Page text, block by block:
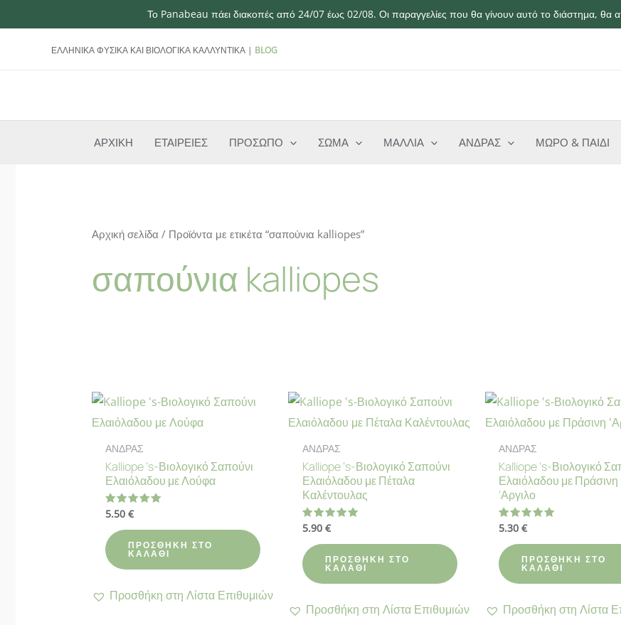
Το Panabeau πάει διακοπές από 24/07 έως 02/08. Οι παραγγελίες που θα γίνουν αυτό το διάστημα, θα
ΕΛΛΗΝΙΚΑ ΦΥΣΙΚΑ ΚΑΙ ΒΙΟΛΟΓΙΚΑ ΚΑΛΛΥΝΤΙΚΑ | BLOG
ΑΡΧΙΚΗ ΕΤΑΙΡΕΙΕΣ ΠΡΟΣΩΠΟ ΣΩΜΑ ΜΑΛΛΙΑ ΑΝΔΡΑΣ ΜΩΡΟ & ΠΑΙΔΙ
Αρχική σελίδα / Προϊόντα με ετικέτα “σαπούνια kalliopes”
σαπούνια kalliopes
ΑΝΔΡΑΣ
Kalliope ‘s-Βιολογικό Σαπούνι
Ελαιόλαδου με Λούφα
Βαθμολογήθηκε
5.00
από 5
5.50 €
ΠΡΟΣΘΉΚΗ ΣΤΟ
ΚΑΛΆΘΙ
Προσθήκη στη Λίστα Επιθυμιών
ΑΝΔΡΑΣ
Kalliope ‘s-Βιολογικό Σαπούνι
Ελαιόλαδου με Πέταλα
Καλέντουλας
Βαθμολογήθηκε
5.00
από 5
5.90 €
ΠΡΟΣΘΉΚΗ ΣΤΟ
ΚΑΛΆΘΙ
Προσθήκη στη Λίστα Επιθυμιών
ΑΝΔΡΑΣ
Kalliope ‘s-Βιολογικό
Ελαιόλαδου με Πράσινη
‘Αργιλο
Βαθμολογήθηκε
5.00
από 5
5.30€
ΠΡΟΣΘΉΚΗ ΣΤΟ
ΚΑΛΆΘΙ
Προσθήκη στη Λίστα